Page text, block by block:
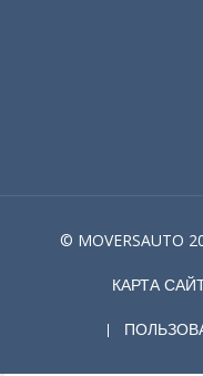
© MOVERSAUTO
КАРТА